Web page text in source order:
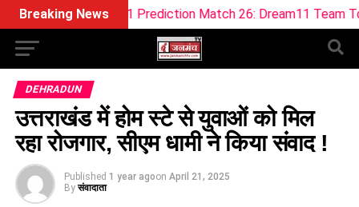
Breaking News
Prediction Match 26: Dream11 Team Today The
DEHRADUN
उत्तराखंड में होम स्टे से युवाओं को मिल
रहा रोजगार, सीएम धामी ने किया संवाद !
Published 1 year agoon April 21, 2025
By संवादाता